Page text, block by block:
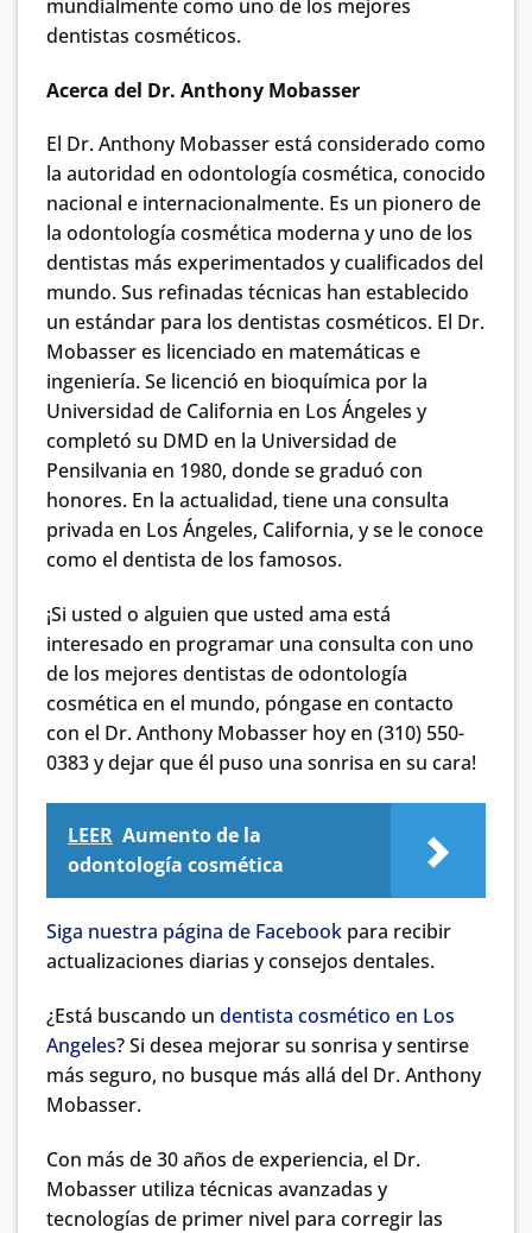
mundialmente como uno de los mejores
dentistas cosméticos.
Acerca del Dr. Anthony Mobasser
El Dr. Anthony Mobasser está considerado como
la autoridad en odontología cosmética, conocido
nacional e internacionalmente. Es un pionero de
la odontología cosmética moderna y uno de los
dentistas más experimentados y cualificados del
mundo. Sus refinadas técnicas han establecido
un estándar para los dentistas cosméticos. El Dr.
Mobasser es licenciado en matemáticas e
ingeniería. Se licenció en bioquímica por la
Universidad de California en Los Ángeles y
completó su DMD en la Universidad de
Pensilvania en 1980, donde se graduó con
honores. En la actualidad, tiene una consulta
privada en Los Ángeles, California, y se le conoce
como el dentista de los famosos.
¡Si usted o alguien que usted ama está
interesado en programar una consulta con uno
de los mejores dentistas de odontología
cosmética en el mundo, póngase en contacto
con el Dr. Anthony Mobasser hoy en (310) 550-
0383 y dejar que él puso una sonrisa en su cara!
LEER Aumento de la
odontología cosmética
Siga nuestra página de Facebook para recibir
actualizaciones diarias y consejos dentales.
¿Está buscando un dentista cosmético en Los
Angeles? Si desea mejorar su sonrisa y sentirse
más seguro, no busque más allá del Dr. Anthony
Mobasser.
Con más de 30 años de experiencia, el Dr.
Mobasser utiliza técnicas avanzadas y
tecnologías de primer nivel para corregir las